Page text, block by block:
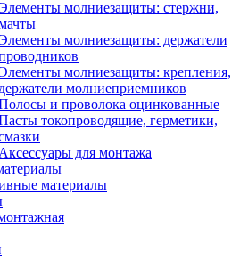
молниезащиты: стержни,
молниезащиты: держатели
молниезащиты: крепления,
держатели молниеприемников
и проволока оцинкованные
токопроводящие, герметики,
Аксессуары для монтажа
материалы